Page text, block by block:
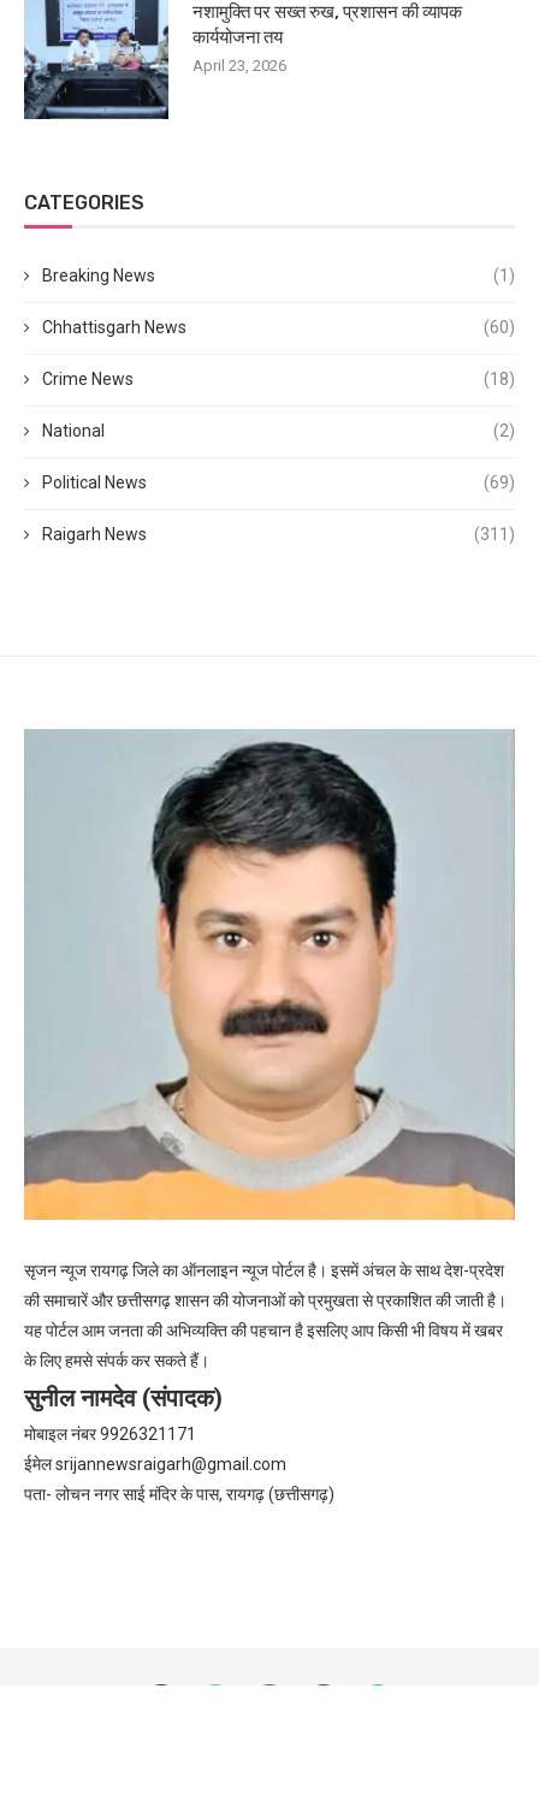
नशामुक्ति पर सख्त रुख, प्रशासन की व्यापक
कार्ययोजना तय
April 23, 2026
CATEGORIES
Breaking News (1)
Chhattisgarh News (60)
Crime News (18)
National (2)
Political News (69)
Raigarh News (311)
सृजन न्यूज रायगढ़ जिले का ऑनलाइन न्यूज पोर्टल है। इसमें अंचल के साथ देश-प्रदेश
की समाचारें और छत्तीसगढ़ शासन की योजनाओं को प्रमुखता से प्रकाशित की जाती है।
यह पोर्टल आम जनता की अभिव्यक्ति की पहचान है इसलिए आप किसी भी विषय में खबर
के लिए हमसे संपर्क कर सकते हैं।
सुनील नामदेव (संपादक)
मोबाइल नंबर 9926321171
ईमेलsrijannewsraigarh@gmail.com
पता- लोचन नगर साई मंदिर के पास, रायगढ़ (छत्तीसगढ़)